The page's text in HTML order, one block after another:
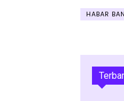
HABAR